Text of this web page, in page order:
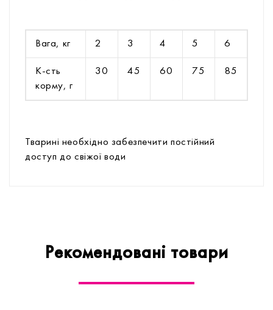
Вага, кг 2 3 4 5 6
К-сть
корму, г
30 45 60 75 85
Тварині необхідно забезпечити постійний
доступ до свіжої води
Рекомендовані товари